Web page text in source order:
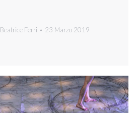
Beatrice Ferri 23 Marzo 2019